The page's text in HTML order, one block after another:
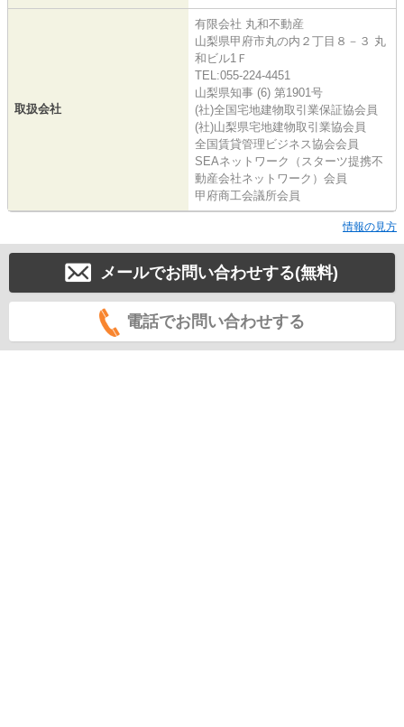
取扱会社
有限会社 丸和不動産
山梨県甲府市丸の内２丁目８－３ 丸
和ビル1Ｆ
TEL:055-224-4451
山梨県知事 (6) 第1901号
(社)全国宅地建物取引業保証協会員
(社)山梨県宅地建物取引業協会員
全国賃貸管理ビジネス協会会員
SEAネットワーク（スターツ提携不
動産会社ネットワーク）会員
甲府商工会議所会員
情報の見方
メールでお問い合わせする(無料)
電話でお問い合わせする